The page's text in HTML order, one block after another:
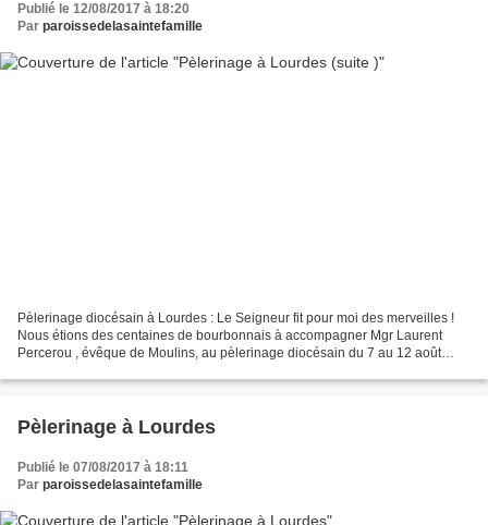
Publié le 12/08/2017 à 18:20
Par paroissedelasaintefamille
Pèlerinage diocésain à Lourdes : Le Seigneur fit pour moi des merveilles !
Nous étions des centaines de bourbonnais à accompagner Mgr Laurent
Percerou , évêque de Moulins, au pèlerinage diocésain du 7 au 12 août
Pèlerinage à Lourdes
Publié le 07/08/2017 à 18:11
Par paroissedelasaintefamille